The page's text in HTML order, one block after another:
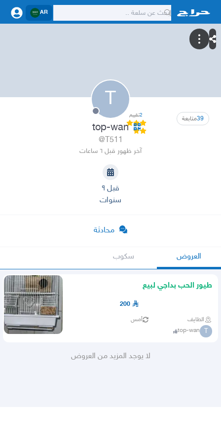
AR
T
39متابعة 2تقييم
top-wan
@T511
آخر ظهور قبل ٦ ساعات
قبل ٩
سنوات
محادثة
العروض سكوب
طيور الحب بداجي لبيع
200
الطايف أمس
T
top-wan
لا يوجد المزيد من العروض